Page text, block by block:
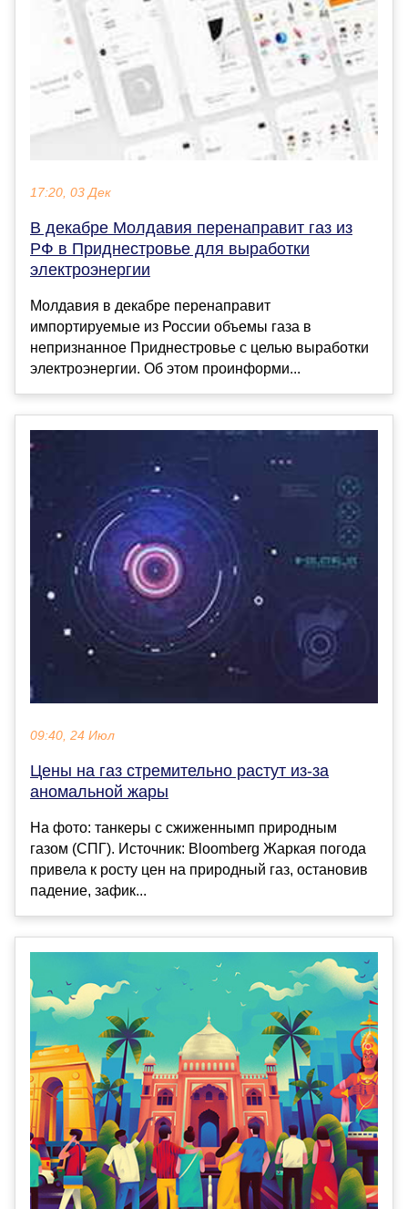
17:20, 03 Дек
В декабре Молдавия перенаправит газ из
РФ в Приднестровье для выработки
электроэнергии
Молдавия в декабре перенаправит
импортируемые из России объемы газа в
непризнанное Приднестровье с целью выработки
электроэнергии. Об этом проинформи...
09:40, 24 Июл
Цены на газ стремительно растут из-за
аномальной жары
На фото: танкеры с сжиженнымп природным
газом (СПГ). Источник: Bloomberg Жаркая погода
привела к росту цен на природный газ, остановив
падение, зафик...